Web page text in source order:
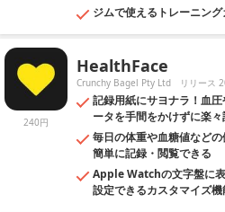
ジムで使えるトレーニン
240円
HealthFace
Crunchy Bagel Pty Ltd リリース
記録用紙にサヨナラ！血
ータを手間をかけずに楽
毎日の体重や血糖値など
簡単に記録・閲覧できる
Apple Watchの文字盤に
設定できるカスタマイズ機